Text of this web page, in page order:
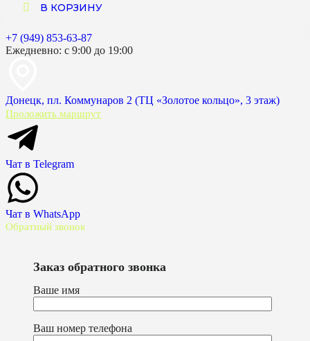
В КОРЗИНУ
+7 (949) 853-63-87
Ежедневно: с 9:00 до 19:00
Донецк, пл. Коммунаров 2 (ТЦ «Золотое кольцо», 3 этаж)
Проложить маршрут
Чат в Telegram
Чат в WhatsApp
Обратный звонок
Заказ обратного звонка
Ваше имя
Ваш номер телефона